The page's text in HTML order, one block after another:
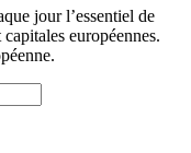
jour l’essentiel de
européennes.